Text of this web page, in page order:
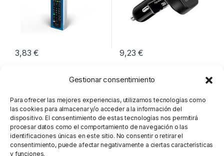
Gestionar consentimiento
Para ofrecer las mejores experiencias, utilizamos tecnologías como
las cookies para almacenar y/o acceder a la información del
dispositivo. El consentimiento de estas tecnologías nos permitirá
procesar datos como el comportamiento de navegación o las
identificaciones únicas en este sitio. No consentir o retirar el
consentimiento, puede afectar negativamente a ciertas características
y funciones.
3,83€ 9,23€